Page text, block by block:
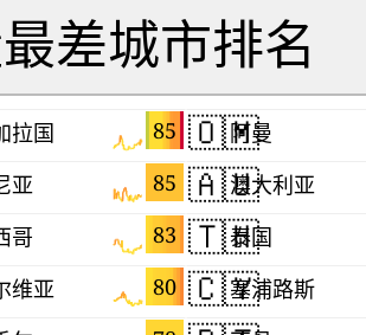
差城市排名
85
拉国
85
亚
83
哥
80
维亚
🇴🇲
阿曼
🇦🇺澳大利亚
🇹🇭
泰国
🇨🇾塞浦路斯